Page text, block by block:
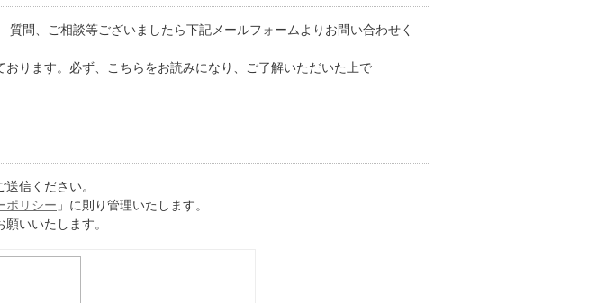
問、ご相談等ございましたら下記メールフォームよりお問い合わせく
ります。必ず、こちらをお読みになり、ご了解いただいた上で
信ください。
ポリシー 」に則り管理いたします。
いいたします。